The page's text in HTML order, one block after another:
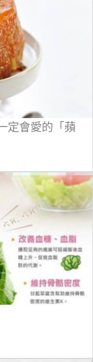
定會愛的「蘋